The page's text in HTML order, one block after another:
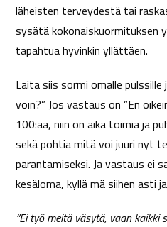
läheisten terveydestä tai
sysätä kokonaiskuormituksen
tapahtua hyvinkin yllättäen.
Laita siis sormi omalle
voin?” Jos vastaus on ”En
100:aa, niin on aika toimia ja
sekä pohtia mitä voi juuri nyt
parantamiseksi. Ja vastaus ei
kesäloma, kyllä mä siihen asti
”Ei työ meitä väsytä, vaan kaikki